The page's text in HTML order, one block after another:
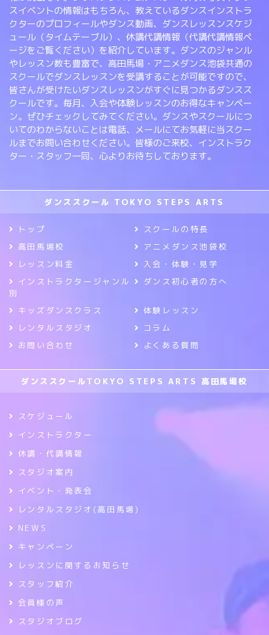
スイベントの情報はもちろん、教えているダンスインストラ
クターのプロフィールやダンス動画、ダンスレッスンスケジ
ュール（タイムテーブル）、休講代講情報（代講代講情報ペ
ージをご覧ください）を紹介しています。ダンスのジャンル
やレッスン数も豊富で、高田馬場・アニメダンス池袋共通の
スクールでダンスレッスンを受講することが可能ですので、
皆さんが受けたいダンスレッスンがすぐに見つかるダンスス
クールです。毎月、入会や体験レッスンのお得なキャンペー
ン。ぜひチェックしてみてください。ダンスやスクールにつ
いてのわからないことは電話、メールにてお気軽に当スクー
ルまでお問い合わせください。皆様のご来校、インストラク
ター・スタッフ一同、心よりお待ちしております。
ダンススクール TOKYO STEPS ARTS
トップ
スクールの特長
高田馬場校
アニメダンス池袋校
レッスン料金
入会・体験・見学
インストラクタージャンル
別
ダンス初心者の方へ
キッズダンスクラス
体験レッスン
レンタルスタジオ
コラム
お問い合わせ
よくある質問
ダンススクールTOKYO STEPS ARTS 高田馬場校
スケジュール
インストラクター
休講・代講情報
スタジオ案内
イベント・発表会
レンタルスタジオ(高田馬場)
NEWS
キャンペーン
レッスンに関するお知らせ
スタッフ紹介
会員様の声
スタジオブログ